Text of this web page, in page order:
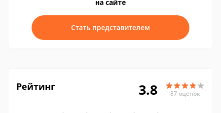
на сайте
Стать представителем
Рейтинг 3.8 87 оценок